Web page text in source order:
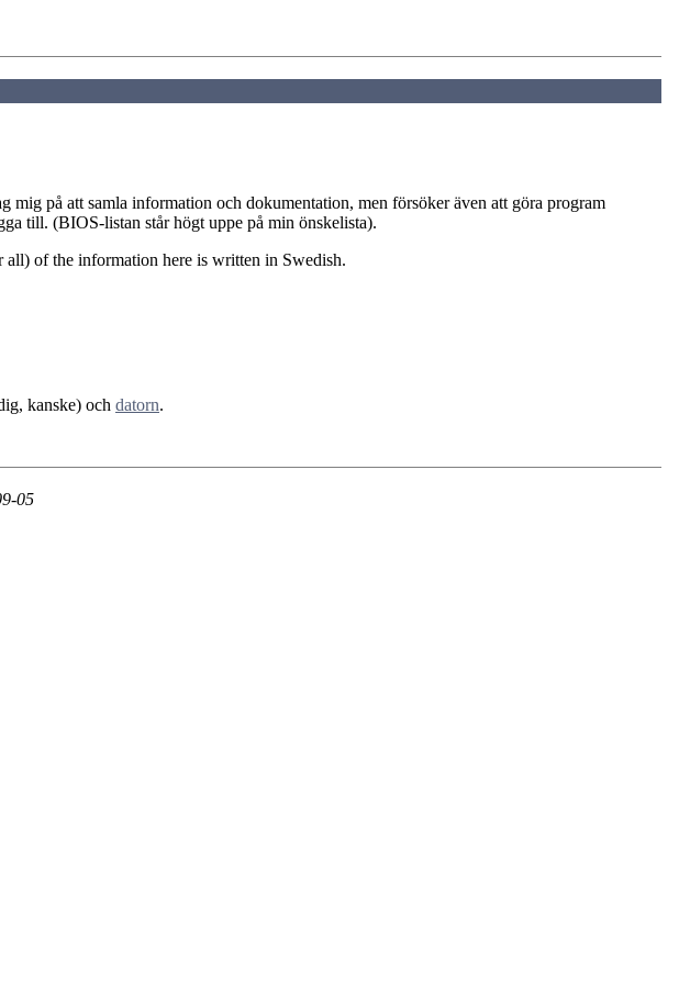
på att samla information och dokumentation, men försöker även att göra program
till. (BIOS-listan står högt uppe på min önskelista).
of the information here is written in Swedish.
kanske) och datorn.
05